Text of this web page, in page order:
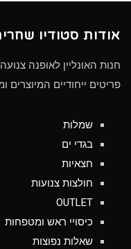
אודות סטודיו
חנות האונליין לאופנה
פריטים ייחודיים המיוצרים
שמלות
בגדי ים
חצאיות
חולצות צנועות
OUTLET
כיסויי ראש ומטפחות
שאלות נפוצות